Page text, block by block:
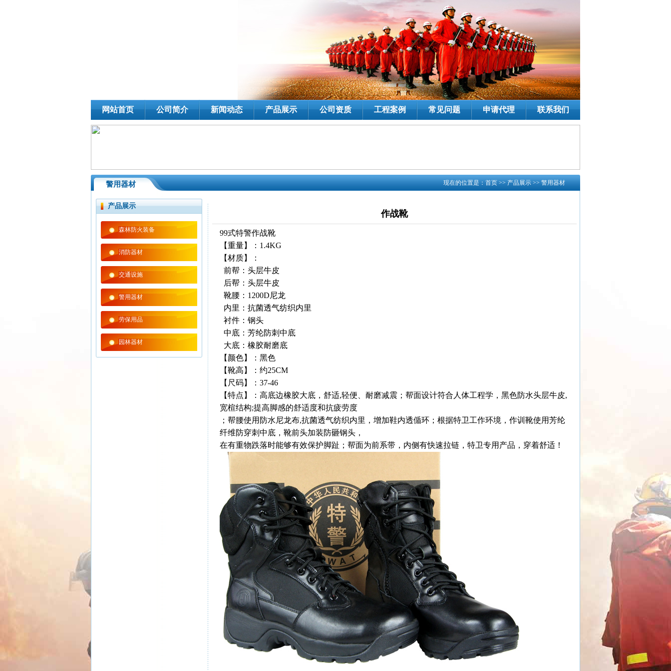
网站首页 公司简介 新闻动态 产品展示 公司资质 工程案例 常见问题 申请代理 联系我们
警用器材 现在的位置是： 首页 >> 产品展示 >> 警用器材
产品展示
森林防火装备
消防器材
交通设施
警用器材
劳保用品
园林器材
作战靴
99式特警作战靴
【重量】：1.4KG
【材质】：
前帮：头层牛皮
后帮：头层牛皮
靴腰：1200D尼龙
内里：抗菌透气纺织内里
衬件：钢头
中底：芳纶防刺中底
大底：橡胶耐磨底
【颜色】：黑色
【靴高】：约25CM
【尺码】：37-46
【特点】：高底边橡胶大底，舒适,轻便、耐磨减震；帮面设计符合人体工程学，黑色防水头层牛皮,
宽楦结构;提高脚感的舒适度和抗疲劳度
；帮腰使用防水尼龙布,抗菌透气纺织内里，增加鞋内透偱环；根据特卫工作环境，作训靴使用芳纶
纤维防穿刺中底，靴前头加装防砸钢头，
在有重物跌落时能够有效保护脚趾；帮面为前系带，内侧有快速拉链，特卫专用产品，穿着舒适！